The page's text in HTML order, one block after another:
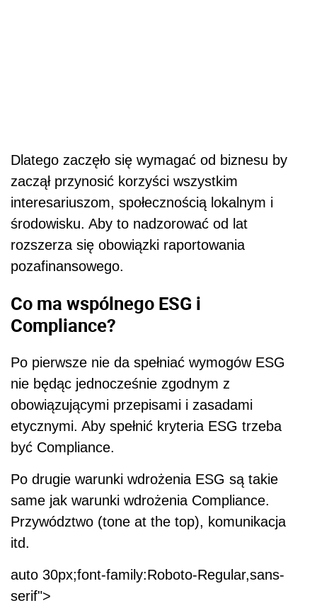
Dlatego zaczęło się wymagać od biznesu by
zaczął przynosić korzyści wszystkim
interesariuszom, społecznością lokalnym i
środowisku. Aby to nadzorować od lat
rozszerza się obowiązki raportowania
pozafinansowego.
Co ma wspólnego ESG i
Compliance?
Po pierwsze nie da spełniać wymogów ESG
nie będąc jednocześnie zgodnym z
obowiązującymi przepisami i zasadami
etycznymi. Aby spełnić kryteria ESG trzeba
być Compliance.
Po drugie warunki wdrożenia ESG są takie
same jak warunki wdrożenia Compliance.
Przywództwo (tone at the top), komunikacja
itd.
auto 30px;font-family:Roboto-Regular,sans-
serif">